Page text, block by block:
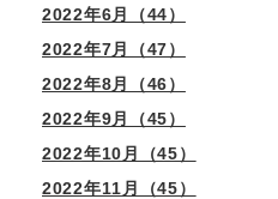
2022年6月（44）
2022年7月（47）
2022年8月（46）
2022年9月（45）
2022年10月（45）
2022年11月（45）